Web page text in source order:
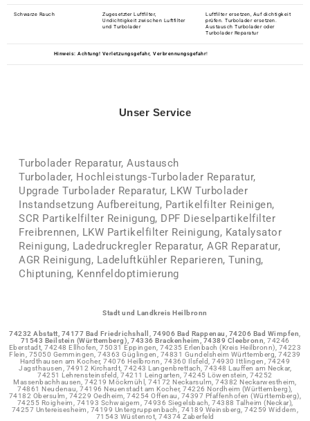
Schwarze Rauch
Zugesetzter Luftfilter,
Undichtigkeit zwischen Luftfilter
und Turbolader
Luftfilter ersetzen, Auf dichtigkeit
prüfen. Turbolader ersetzen.
Austausch Turbolader oder
Turbolader Reparatur
Hinweis: Achtung! Verletzungsgefahr, Verbrennungsgefahr!
Unser Service
Turbolader Reparatur, Austausch
Turbolader, Hochleistungs-Turbolader Reparatur,
Upgrade Turbolader Reparatur, LKW Turbolader
Instandsetzung Aufbereitung, Partikelfilter Reinigen,
SCR Partikelfilter Reinigung, DPF Dieselpartikelfilter
Freibrennen, LKW Partikelfilter Reinigung, Katalysator
Reinigung, Ladedruckregler Reparatur, AGR Reparatur,
AGR Reinigung, Ladeluftkühler Reparieren, Tuning,
Chiptuning, Kennfeldoptimierung
Stadt und Landkreis Heilbronn
74232 Abstatt, 74177 Bad Friedrichshall 74906 Bad Rappenau, 74206 Bad Wimpfen
71543 Beilstein (Württemberg), 74336 Brackenheim,
74389 Cleebronn , 74246
Eberstadt, 74248 Ellhofen, 75031 Eppingen, 74235 Erlenbach (Kreis Heilbronn), 74223
Flein, 75050 Gemmingen, 74363 Güglingen, 74831 Gundelsheim Württemberg, 74239
Hardthausen am Kocher, 74076 Heilbronn, 74360 Ilsfeld, 74930 Ittlingen, 74249
Jagsthausen, 74912 Kirchardt, 74243 Langenbrettach, 74348 Lauffen am Neckar,
74251 Lehrensteinsfeld, 74211 Leingarten, 74245 Löwenstein, 74252
Massenbachhausen, 74219 Möckmühl, 74172 Neckarsulm, 74382 Neckarwestheim,
74861 Neudenau, 74196 Neuenstadt am Kocher, 74226 Nordheim (Württemberg),
74182 Obersulm, 74229 Oedheim, 74254 Offenau, 74397 Pfaffenhofen (Württemberg),
74255 Roigheim, 74193 Schwaigern, 74936 Siegelsbach, 74388 Talheim (Neckar),
74257 Untereisesheim, 74199 Untergruppenbach, 74189 Weinsberg, 74259 Widdern,
71543 Wüstenrot, 74374 Zaberfeld